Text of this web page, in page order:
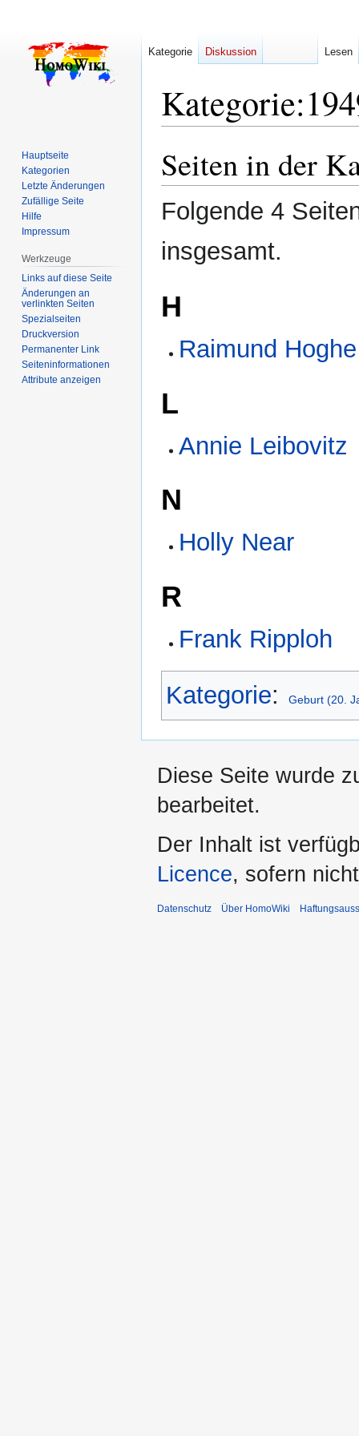
Kategorie:
Navigation
springen
Suche
springen
Seiten in der
Folgende 4
insgesamt.
H
Raimund Hoghe
L
Annie Leibovitz
N
Holly Near
R
Frank Ripploh
Kategorie: Geburt (20.
Kategorie Diskussion Lesen
Hauptseite
Kategorien
Letzte Änderungen
Zufällige Seite
Hilfe
Impressum
Werkzeuge
Links auf diese Seite
Änderungen an
verlinkten Seiten
Spezialseiten
Druckversion
Permanenter Link
Seiten­­informationen
Attribute anzeigen
Diese Seite wurde
bearbeitet.
Der Inhalt ist
Licence, sofern
Datenschutz Über HomoWiki